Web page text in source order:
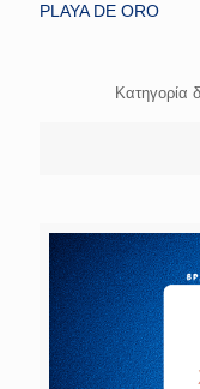
PLAYA DE ORO
Κατηγορία